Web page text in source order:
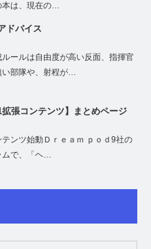
本は、現在の…
ドバイス
ールは自由度が高い反面、指揮官
い部隊や、射程が…
拡張コンテンツ】まとめページ
ンツ始動Ｄｒｅａｍ ｐｏｄ9社の
ムで、「ヘ…